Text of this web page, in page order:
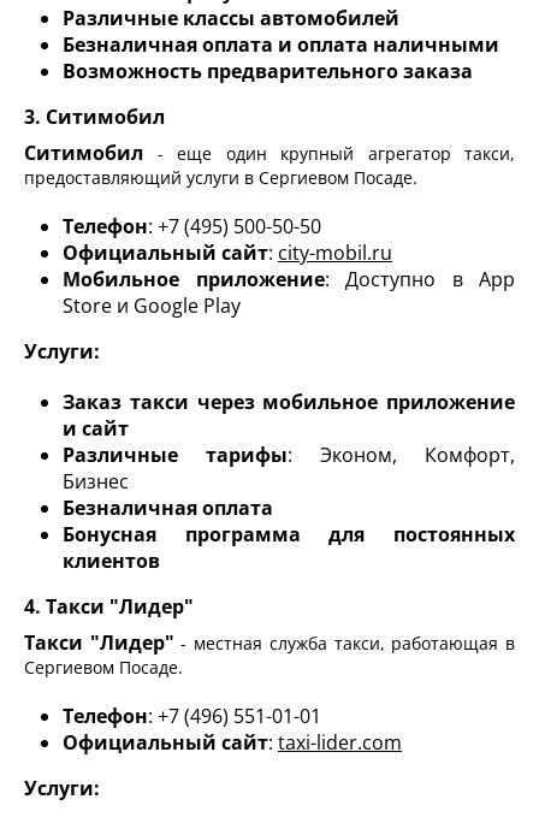
Различные классы автомобилей
Безналичная оплата и оплата наличными
Возможность предварительного заказа
3. Ситимобил
Ситимобил - еще один крупный агрегатор такси,
предоставляющий услуги в Сергиевом Посаде.
Телефон: +7 (495) 500-50-50
Официальный сайт: city-mobil.ru
Мобильное приложение: Доступно в App
Store и Google Play
Услуги:
Заказ такси через мобильное приложение
и сайт
Различные тарифы: Эконом, Комфорт,
Бизнес
Безналичная оплата
Бонусная программа для постоянных
клиентов
4. Такси "Лидер"
Такси "Лидер" - местная служба такси, работающая в
Сергиевом Посаде.
Телефон: +7 (496) 551-01-01
Официальный сайт: taxi-lider.com
Услуги: